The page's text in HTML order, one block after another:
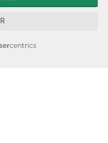
zur Aufarbeitung der SED-